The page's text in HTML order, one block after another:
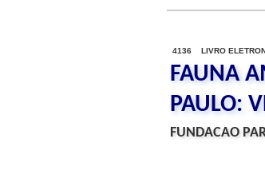
4136 LIVRO
FAUNA
PAULO:
FUNDACAO